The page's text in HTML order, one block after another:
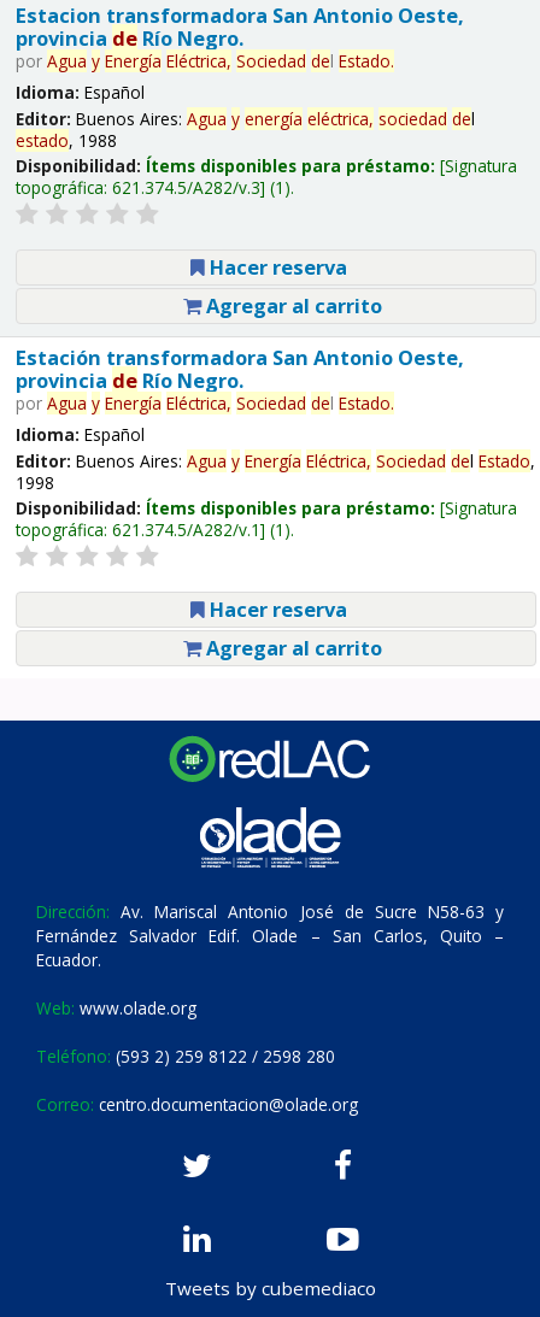
Estacion transformadora San Antonio Oeste,
provincia deRío Negro.
por Agua y Energía Eléctrica, Sociedad del Estado.
Idioma: Español
Editor: Buenos Aires: Agua y energía eléctrica, sociedad del
estado, 1988
Disponibilidad: Ítems disponibles para préstamo: Signatura
topográfica: 621.374.5/A282/v.3 (1).
Hacer reserva
Agregar al carrito
Estación transformadora San Antonio Oeste,
provincia deRío Negro.
por Agua y Energía Eléctrica, Sociedad del Estado.
Idioma: Español
Editor: Buenos Aires: Agua y Energía Eléctrica, Sociedad del Estado,
1998
Disponibilidad: Ítems disponibles para préstamo: Signatura
topográfica: 621.374.5/A282/v.1 (1).
Hacer reserva
Agregar al carrito
Dirección: Av. Mariscal Antonio José de Sucre N58-63 y
Fernández Salvador Edif. Olade – San Carlos, Quito –
Ecuador.
Web: www.olade.org
Teléfono: (593 2) 259 8122 / 2598 280
Correo: centro.documentacion@olade.org
Tweets by cubemediaco